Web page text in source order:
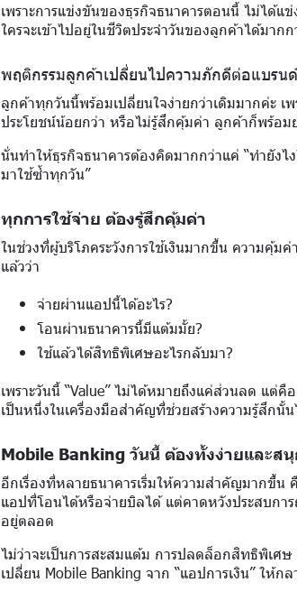
เพราะการแข่งขันของธุรกิจธนาคารตอนนี้ ไม่ได้
ใครจะเข้าไปอยู่ในชีวิตประจำวันของลูกค้าได้มาก
พฤติกรรมลูกค้าเปลี่ยนไปความภักดีต่อแบรน
ลูกค้าทุกวันนี้พร้อมเปลี่ยนใจง่ายกว่าเดิมมากค่ะ
ประโยชน์น้อยกว่า หรือไม่รู้สึกคุ้มค่า ลูกค้าก็พร้อ
นั่นทำให้ธุรกิจธนาคารต้องคิดมากกว่าแค่ “ทำยัง
มาใช้ซ้ำทุกวัน”
ทุกการใช้จ่าย ต้องรู้สึกคุ้มค่า
ในช่วงที่ผู้บริโภคระวังการใช้เงินมากขึ้น ความคุ้ม
แล้วว่า
จ่ายผ่านแอปนี้ได้อะไร?
โอนผ่านธนาคารนี้มีแต้มมั้ย?
ใช้แล้วได้สิทธิพิเศษอะไรกลับมา?
เพราะวันนี้ “Value” ไม่ได้หมายถึงแค่ส่วนลด แต่คื
เป็นหนึ่งในเครื่องมือสำคัญที่ช่วยสร้างความรู้สึกนั้
Mobile Banking วันนี้ ต้องทั้งง่ายและส
อีกเรื่องที่หลายธนาคารเริ่มให้ความสำคัญมากขึ้น
แอปที่โอนได้หรือจ่ายบิลได้ แต่คาดหวังประสบกา
อยู่ตลอด
ไม่ว่าจะเป็นการสะสมแต้ม การปลดล็อกสิทธิพิเศ
เปลี่ยน Mobile Banking จาก “แอปการเงิน” ให้